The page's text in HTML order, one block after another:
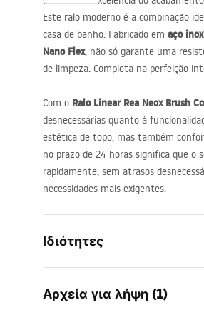
Este ralo moderno é a combinação
casa de banho. Fabricado em aço
Nano Flex, não só garante uma
de limpeza. Completa na perfeição
Com o Ralo Linear Rea Neox Brush
desnecessárias quanto à
estética de topo, mas também
no prazo de 24 horas significa que o
rapidamente, sem atrasos
necessidades mais exigentes.
Ιδιότητες
Τύπος σιφωνίου νεροχύτη
Αρχεία για λήψη (1)